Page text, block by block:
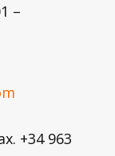
–
+34 963